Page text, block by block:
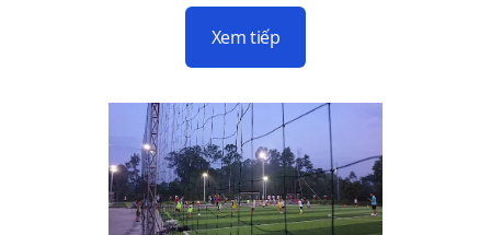
Xem tiếp